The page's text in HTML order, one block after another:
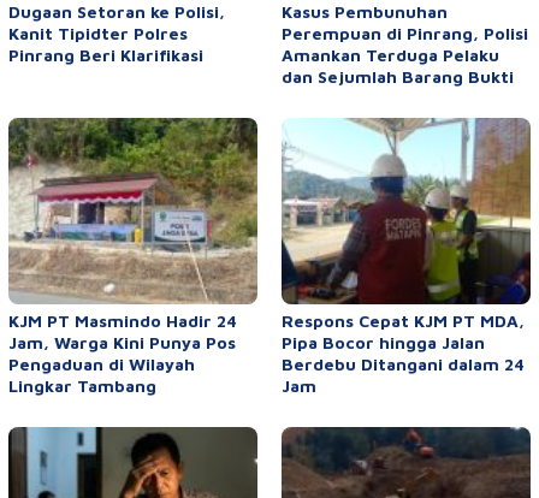
Dugaan Setoran ke Polisi,
Kanit Tipidter Polres
Pinrang Beri Klarifikasi
Kasus Pembunuhan
Perempuan di Pinrang, Polisi
Amankan Terduga Pelaku
dan Sejumlah Barang Bukti
KJM PT Masmindo Hadir 24
Jam, Warga Kini Punya Pos
Pengaduan di Wilayah
Lingkar Tambang
Respons Cepat KJM PT MDA,
Pipa Bocor hingga Jalan
Berdebu Ditangani dalam 24
Jam